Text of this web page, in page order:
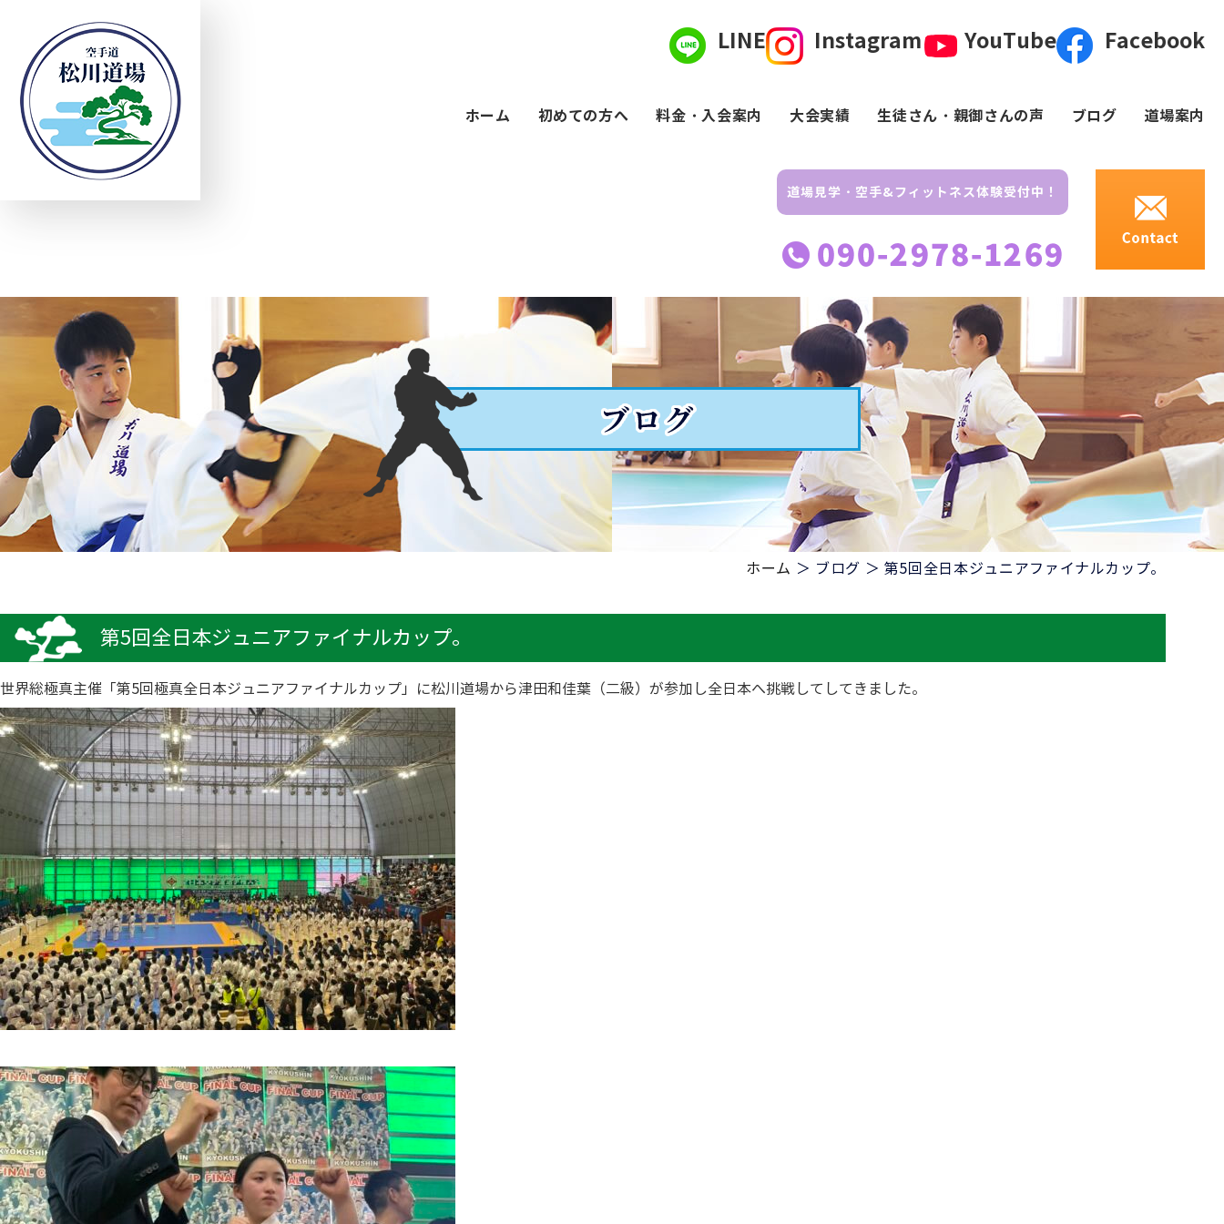
LINE Instagram YouTube Facebook
ホーム 初めての方へ 料金・入会案内 大会実績 生徒さん・親御さんの声 ブログ 道場案内
道場見学・空手&フィットネス体験受付中！
ホーム ＞ ブログ ＞ 第5回全日本ジュニアファイナルカップ。
第5回全日本ジュニアファイナルカップ。
世界総極真主催「第5回極真全日本ジュニアファイナルカップ」に松川道場から津田和佳葉（二級）が参加し全日本へ挑戦してしてきました。